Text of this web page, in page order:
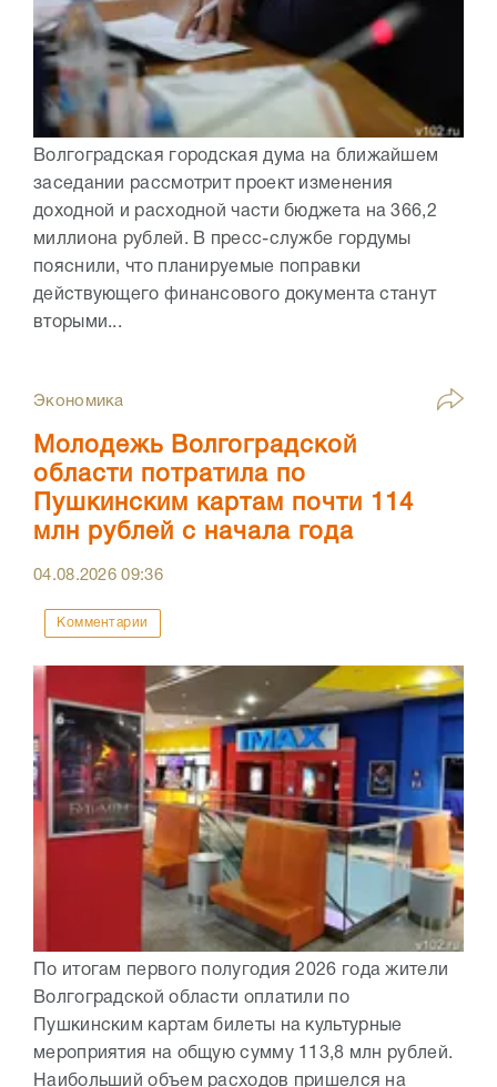
Волгоградская городская дума на ближайшем
заседании рассмотрит проект изменения
доходной и расходной части бюджета на 366,2
миллиона рублей. В пресс-службе гордумы
пояснили, что планируемые поправки
действующего финансового документа станут
вторыми...
Экономика
Молодежь Волгоградской
области потратила по
Пушкинским картам почти 114
млн рублей с начала года
04.08.202609:36
Комментарии
По итогам первого полугодия 2026 года жители
Волгоградской области оплатили по
Пушкинским картам билеты на культурные
мероприятия на общую сумму 113,8 млн рублей.
Наибольший объем расходов пришелся на